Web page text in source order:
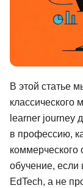
В этой статье
классического
learner journey
в профессию,
коммерческого
обучение,
EdTech, а не